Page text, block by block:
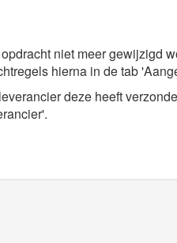
niet meer gewijzigd
hierna in de tab
deze heeft